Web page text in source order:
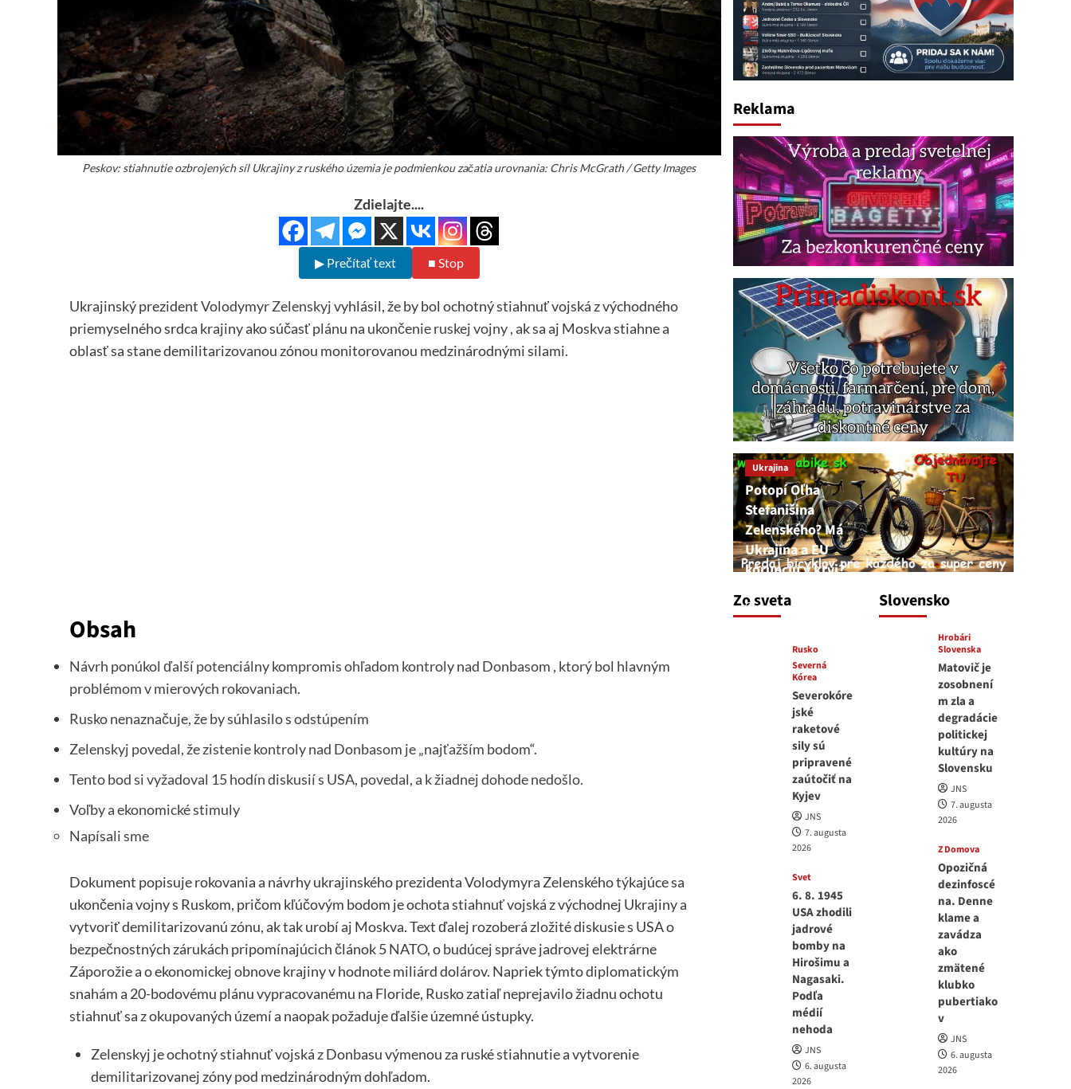
Peskov: stiahnutie ozbrojených síl Ukrajiny z ruského územia je podmienkou začatia urovnania: Chris McGrath / Getty Images
Zdielajte....
▶ Prečítať text ■ Stop
Ukrajinský prezidentVolodymyr Zelenskyjvyhlásil, že by bol ochotný stiahnuť vojská z východného
priemyselného srdca krajiny ako súčasť plánu na ukončenie ruskej vojny, ak sa aj Moskva stiahne a
oblasť sa stane demilitarizovanou zónou monitorovanou medzinárodnými silami.
Obsah
Návrh ponúkol ďalší potenciálny kompromis ohľadom kontroly nad Donbasom , ktorý bol hlavným
problémom v mierových rokovaniach.
Rusko nenaznačuje, že by súhlasilo s odstúpením
Zelenskyj povedal, že zistenie kontroly nad Donbasom je „najťažším bodom“.
Tento bod si vyžadoval 15 hodín diskusií s USA, povedal, a k žiadnej dohode nedošlo.
Voľby a ekonomické stimuly
Napísali sme
Dokument popisuje rokovania a návrhy ukrajinského prezidenta Volodymyra Zelenského týkajúce sa
ukončenia vojny s Ruskom, pričom kľúčovým bodom je ochota stiahnuť vojská z východnej Ukrajiny a
vytvoriť demilitarizovanú zónu, ak tak urobí aj Moskva. Text ďalej rozoberá zložité diskusie s USA o
bezpečnostných zárukách pripomínajúcich článok 5 NATO, o budúcej správe jadrovej elektrárne
Záporožie a o ekonomickej obnove krajiny v hodnote miliárd dolárov. Napriek týmto diplomatickým
snahám a 20-bodovému plánu vypracovanému na Floride, Rusko zatiaľ neprejavilo žiadnu ochotu
stiahnuť sa z okupovaných území a naopak požaduje ďalšie územné ústupky.
Zelenskyj je ochotný stiahnuť vojská z Donbasu výmenou za ruské stiahnutie a vytvorenie
demilitarizovanej zóny pod medzinárodným dohľadom.
Reklama
Zo sveta
Ukrajina
Potopí Oľha
Stefanišina
Zelenského? Má
Ukrajina a EU
korupciu v krvi?
7. augusta 2026
Rusko
Severná
Kórea
Severokóre
jské
raketové
sily sú
pripravené
zaútočiť na
Kyjev
JNS
7. augusta
2026
Svet
6. 8. 1945
USA zhodili
jadrové
bomby na
Hirošimu a
Nagasaki.
Podľa
médií
nehoda
JNS
6. augusta
2026
Slovensko
Hrobári
Slovenska
Matovič je
zosobnení
m zla a
degradácie
politickej
kultúry na
Slovensku
JNS
7. augusta
2026
Z Domova
Opozičná
dezinfoscé
na. Denne
klame a
zavádza
ako
zmätené
klubko
pubertiako
v
JNS
6. augusta
2026